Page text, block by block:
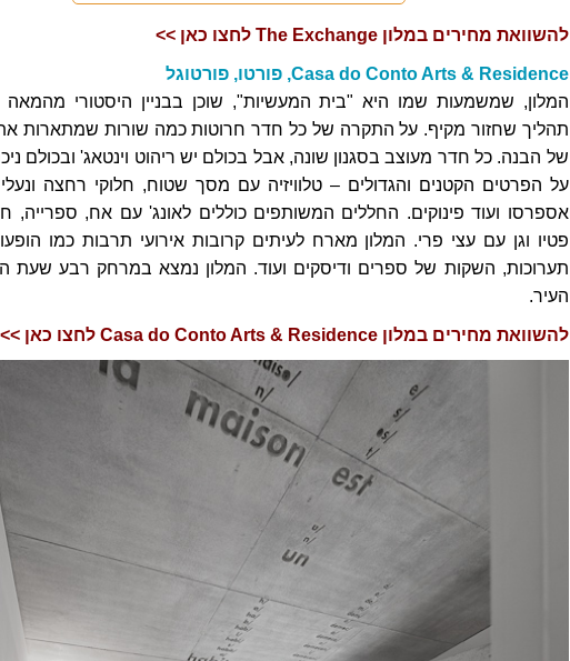
להשוואת מחירים במלון The Exchange לחצו כאן >>
Casa do Conto Arts & Residence, פורטו, פורטוגל
תהליך שחזור מקיף. על התקרה של כל חדר חרוטות כמה שורות שמתארות
של הבנה. כל חדר מעוצב בסגנון שונה, אבל בכולם יש ריהוט וינטאג' ובכולם
על הפרטים הקטנים והגדולים – טלוויזיה עם מסך שטוח, חלוקי רחצה
אספרסו ועוד פינוקים. החללים המשותפים כוללים לאונג' עם אח, ספרייה,
פטיו וגן עם עצי פרי. המלון מארח לעיתים קרובות אירועי תרבות כמו
תערוכות, השקות של ספרים ודיסקים ועוד. המלון נמצא במרחק רבע שעת
העיר.
להשוואת מחירים במלון Casa do Conto Arts & Residence לחצו כאן >>